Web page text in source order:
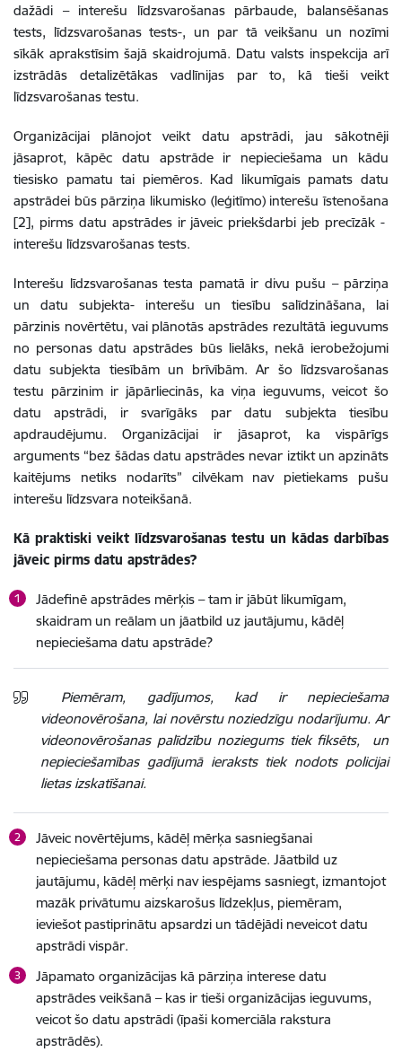
dažādi – interešu līdzsvarošanas pārbaude, balansēšanas
tests, līdzsvarošanas tests-, un par tā veikšanu un nozīmi
sīkāk aprakstīsim šajā skaidrojumā. Datu valsts inspekcija arī
izstrādās detalizētākas vadlīnijas par to, kā tieši veikt
līdzsvarošanas testu.
Organizācijai plānojot veikt datu apstrādi, jau sākotnēji
jāsaprot, kāpēc datu apstrāde ir nepieciešama un kādu
tiesisko pamatu tai piemēros. Kad likumīgais pamats datu
apstrādei būs pārziņa likumisko (leģitīmo) interešu īstenošana
[2], pirms datu apstrādes ir jāveic priekšdarbi jeb precīzāk -
interešu līdzsvarošanas tests.
Interešu līdzsvarošanas testa pamatā ir divu pušu – pārziņa
un datu subjekta- interešu un tiesību salīdzināšana, lai
pārzinis novērtētu, vai plānotās apstrādes rezultātā ieguvums
no personas datu apstrādes būs lielāks, nekā ierobežojumi
datu subjekta tiesībām un brīvībām. Ar šo līdzsvarošanas
testu pārzinim ir jāpārliecinās, ka viņa ieguvums, veicot šo
datu apstrādi, ir svarīgāks par datu subjekta tiesību
apdraudējumu. Organizācijai ir jāsaprot, ka vispārīgs
arguments “bez šādas datu apstrādes nevar iztikt un apzināts
kaitējums netiks nodarīts” cilvēkam nav pietiekams pušu
interešu līdzsvara noteikšanā.
Kā praktiski veikt līdzsvarošanas testu un kādas darbības
jāveic pirms datu apstrādes?
Jādefinē apstrādes mērķis – tam ir jābūt likumīgam,
skaidram un reālam un jāatbild uz jautājumu, kādēļ
nepieciešama datu apstrāde?
Piemēram, gadījumos, kad ir nepieciešama
videonovērošana, lai novērstu noziedzīgu nodarījumu. Ar
videonovērošanas palīdzību noziegums tiek fiksēts, un
nepieciešamības gadījumā ieraksts tiek nodots policijai
lietas izskatīšanai.
Jāveic novērtējums, kādēļ mērķa sasniegšanai
nepieciešama personas datu apstrāde. Jāatbild uz
jautājumu, kādēļ mērķi nav iespējams sasniegt, izmantojot
mazāk privātumu aizskarošus līdzekļus, piemēram,
ieviešot pastiprinātu apsardzi un tādējādi neveicot datu
apstrādi vispār.
Jāpamato organizācijas kā pārziņa interese datu
apstrādes veikšanā – kas ir tieši organizācijas ieguvums,
veicot šo datu apstrādi (īpaši komerciāla rakstura
apstrādēs).